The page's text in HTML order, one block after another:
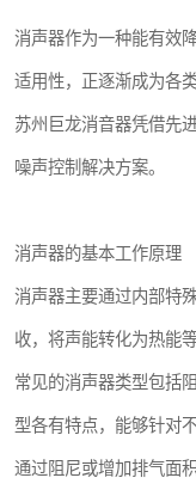
消声器作为一种能有效
适用性，正逐渐成为各
苏州巨龙消音器凭借先
噪声控制解决方案。
消声器的基本工作原理
消声器主要通过内部特
收，将声能转化为热能
常见的消声器类型包括
型各有特点，能够针对
通过阻尼或增加排气面